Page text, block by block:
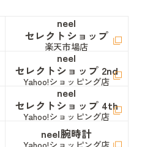
neel
セレクトショップ
楽天市場店
neel
セレクトショップ 2nd
Yahoo!ショッピング店
neel
セレクトショップ 4th
Yahoo!ショッピング店
neel腕時計
Yahoo!ショッピング店